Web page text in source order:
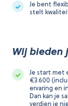
Je bent
stelt
Wij bieden
Je start met
€3.600
ervaring en
Dan kan je
verdien je